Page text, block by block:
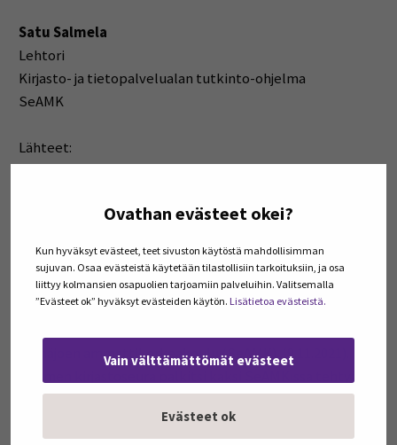
Ovathan evästeet okei?
Kun hyväksyt evästeet, teet sivuston käytöstä mahdollisimman
sujuvan. Osaa evästeistä käytetään tilastollisiin tarkoituksiin, ja osa
liittyy kolmansien osapuolien tarjoamiin palveluihin. Valitsemalla
”Evästeet ok” hyväksyt evästeiden käytön. Lisätietoa evästeistä.
Vain välttämättömät evästeet
Evästeet ok
Satu Salmela
Lehtori
Kirjasto- ja tietopalvelualan tutkinto-ohjelma
SeAMK
Lähteet:
[AMK-opinnäytetyö, Seinäjoen ammattikorkeakoulu].
Salmela, S. (4.11.2022). Framilta framille. SeAMK.
https://lehti.seamk.fi/muut-artikkelit/framilta-framille/
Seinäjoen ammattikorkeakoulu (SeAMK). (9.11.2021).
Suomen kirjastoseura palkitsi kaksi SeAMKissa tehtyä
opinnäytetyötä.https://www.seamk.fi/suomen-
kirjastoseura-palkitsi-kaksi-seamkissa-tehtya-